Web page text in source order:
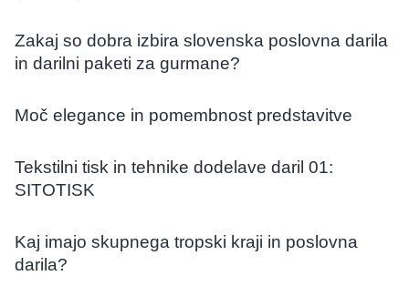
Zakaj so dobra izbira slovenska poslovna darila
in darilni paketi za gurmane?
Moč elegance in pomembnost predstavitve
Tekstilni tisk in tehnike dodelave daril 01:
SITOTISK
Kaj imajo skupnega tropski kraji in poslovna
darila?